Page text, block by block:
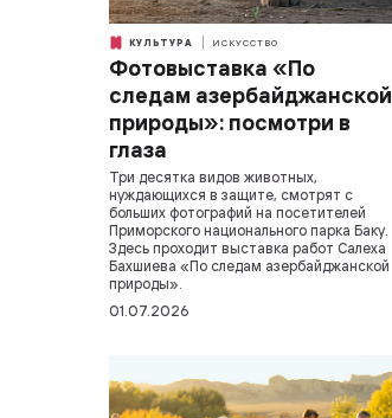
КУЛЬТУРА ИСКУССТВО
Фотовыставка «По
следам азербайджанской
природы»: посмотри в
глаза
Три десятка видов животных,
нуждающихся в защите, смотрят с
больших фотографий на посетителей
Приморского национального парка Баку.
Здесь проходит выставка работ Салеха
Бахшиева «По следам азербайджанской
природы».
01.07.2026